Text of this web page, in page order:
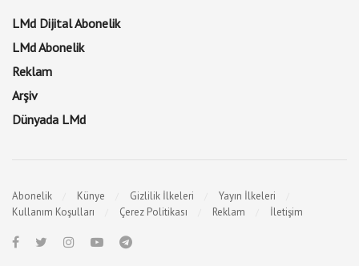
LMd Dijital Abonelik
LMd Abonelik
Reklam
Arşiv
Dünyada LMd
Abonelik Künye Gizlilik İlkeleri
Yayın İlkeleri
Kullanım Koşulları
Çerez Politikası Reklam İletişim